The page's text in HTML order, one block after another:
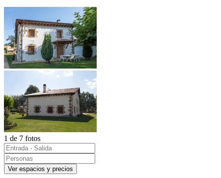
1 de 7 fotos
Ver espacios y precios